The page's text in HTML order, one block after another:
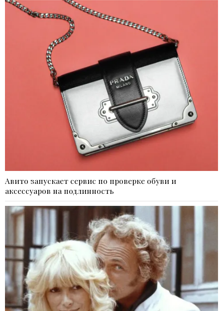
Авито запускает сервис по проверке обуви и
аксессуаров на подлинность